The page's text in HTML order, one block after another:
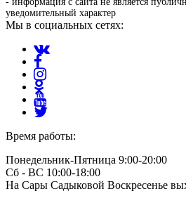
уведомительный характер
Мы в социальных сетях:
Время работы:
Понедельник-Пятница 9:00-20:00
Сб - ВС 10:00-18:00
На Сары Садыковой Воскресенье